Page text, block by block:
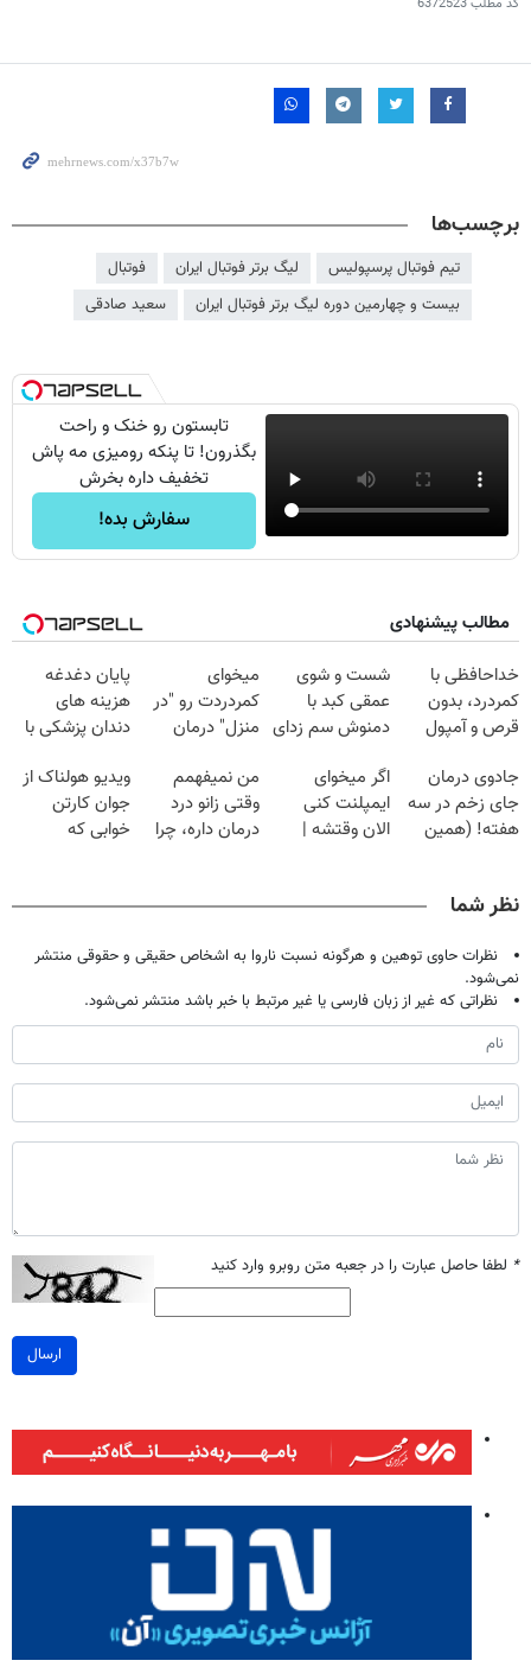
کد مطلب6372523
برچسب‌ها
تیم فوتبال پرسپولیس لیگ برتر فوتبال ایران
فوتبال
بیست و چهارمین دوره لیگ برتر فوتبال ایران
سعید صادقی
تابستون رو خنک و راحت
بگذرون! تا پنکه رومیزی مه پاش
تخفیف داره بخرش
سفارش بده!
مطالب پیشنهادی
خداحافظی با
کمردرد، بدون
قرص و آمپول
شست و شوی
عمقی کبد با
دمنوش سم زدای
میخوای
کمردردت رو "در
منزل" درمان
◂پرسش‌نامه)
پایان دغدغه
هزینه های
دندان پزشکی با
خانگی
جادوی درمان
جای زخم در سه
هفته! (همین
اگر میخوای
ایمپلنت کنی
الان وقتشه |
من نمیفهمم
وقتی زانو درد
درمان داره، چرا
ویدیو هولناک از
جوان کارتن
خوابی که
نظر شما
نظرات حاوی توهین و هرگونه نسبت ناروا به اشخاص حقیقی و حقوقی منتشر
نمی‌شود.
نظراتی که غیر از زبان فارسی یا غیر مرتبط با خبر باشد منتشر نمی‌شود.
* لطفا حاصل عبارت را در جعبه متن روبرو وارد کنید
ارسال